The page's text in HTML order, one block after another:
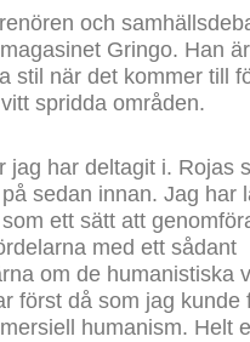
och
Gringo. Han
stil när det kommer till
spridda områden.
har deltagit i. Rojas
sedan innan. Jag har
ett sätt att
med ett sådant
om de humanistiska
först då som jag kunde
humanism. Helt